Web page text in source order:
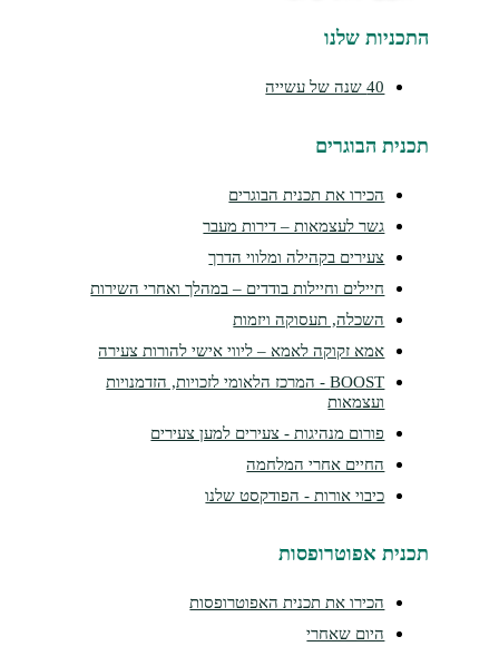
שלנו
הבוגרים
הכירו את תכנית הבוגרים
גשר לעצמאות – דירות מעבר
צעירים בקהילה ומלווי הדרך
חיילים וחיילות בודדים – במהלך ואחרי השירות
השכלה, תעסוקה ויזמות
אמא זקוקה לאמא – ליווי אישי להורות צעירה
BOOST - המרכז הלאומי לזכויות, הזדמנויות
פורום מנהיגות - צעירים למען צעירים
החיים אחרי המלחמה
כיבוי אורות - הפודקסט שלנו
אפוטרופסות
הכירו את תכנית האפוטרופסות
היום שאחרי